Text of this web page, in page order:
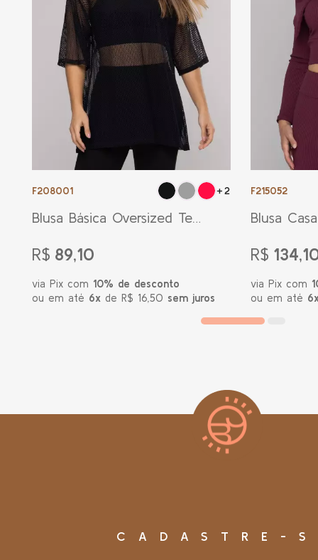
F208001 +2
Blusa Básica Oversized Tela
R$ 89,10
via Pix com 10% de desconto
ou em até 6x de R$ 16,50 sem juros
F215052
Blusa
R$
via Pix com
ou em até
CADASTRE-